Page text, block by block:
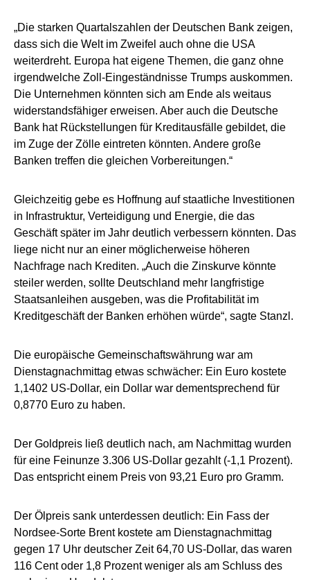
„Die starken Quartalszahlen der Deutschen Bank zeigen,
dass sich die Welt im Zweifel auch ohne die USA
weiterdreht. Europa hat eigene Themen, die ganz ohne
irgendwelche Zoll-Eingeständnisse Trumps auskommen.
Die Unternehmen könnten sich am Ende als weitaus
widerstandsfähiger erweisen. Aber auch die Deutsche
Bank hat Rückstellungen für Kreditausfälle gebildet, die
im Zuge der Zölle eintreten könnten. Andere große
Banken treffen die gleichen Vorbereitungen.“
Gleichzeitig gebe es Hoffnung auf staatliche Investitionen
in Infrastruktur, Verteidigung und Energie, die das
Geschäft später im Jahr deutlich verbessern könnten. Das
liege nicht nur an einer möglicherweise höheren
Nachfrage nach Krediten. „Auch die Zinskurve könnte
steiler werden, sollte Deutschland mehr langfristige
Staatsanleihen ausgeben, was die Profitabilität im
Kreditgeschäft der Banken erhöhen würde“, sagte Stanzl.
Die europäische Gemeinschaftswährung war am
Dienstagnachmittag etwas schwächer: Ein Euro kostete
1,1402 US-Dollar, ein Dollar war dementsprechend für
0,8770 Euro zu haben.
Der Goldpreis ließ deutlich nach, am Nachmittag wurden
für eine Feinunze 3.306 US-Dollar gezahlt (-1,1 Prozent).
Das entspricht einem Preis von 93,21 Euro pro Gramm.
Der Ölpreis sank unterdessen deutlich: Ein Fass der
Nordsee-Sorte Brent kostete am Dienstagnachmittag
gegen 17 Uhr deutscher Zeit 64,70 US-Dollar, das waren
116 Cent oder 1,8 Prozent weniger als am Schluss des